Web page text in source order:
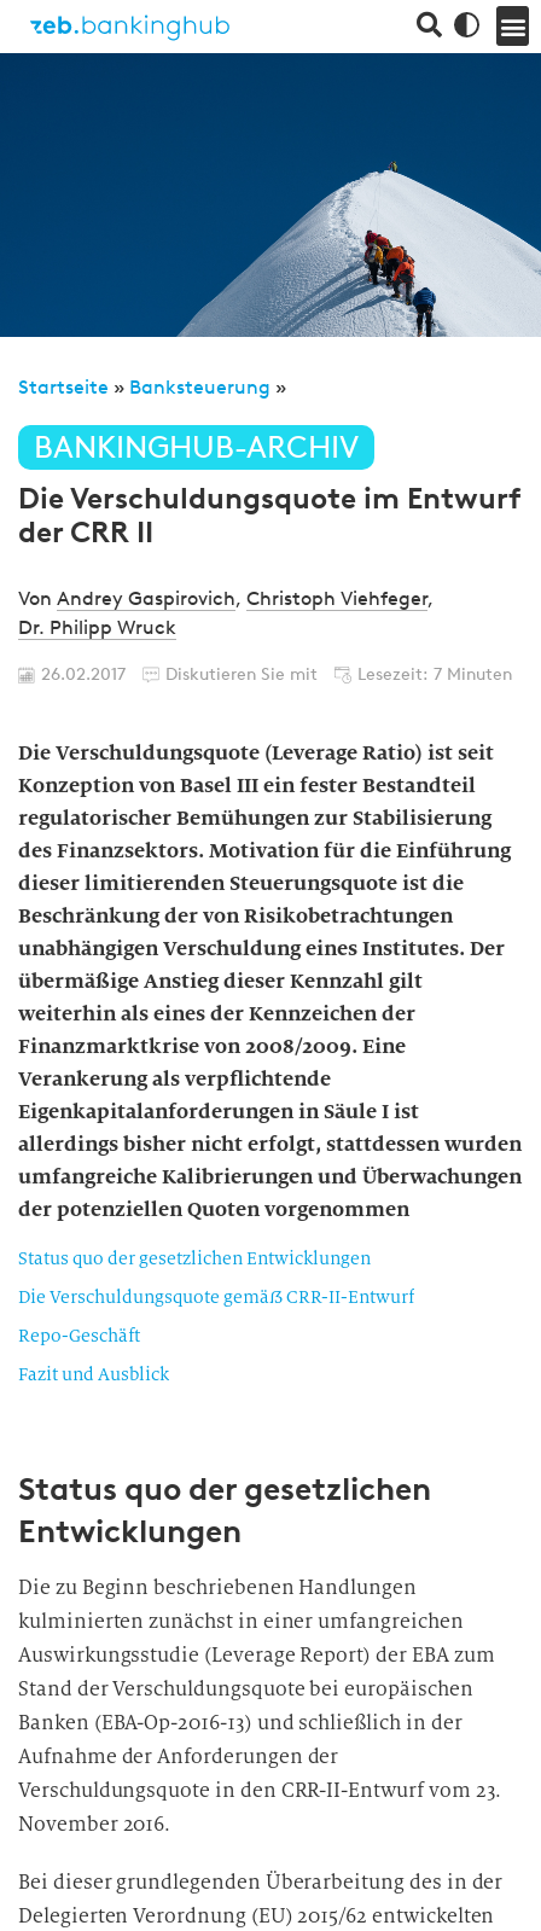
Startseite » Banksteuerung »
BANKINGHUB-ARCHIV
Die Verschuldungsquote im Entwurf
der CRR II
Von Andrey Gaspirovich, Christoph Viehfeger,
Dr. Philipp Wruck
26.02.2017 Diskutieren Sie mit Lesezeit: 7 Minuten
Die Verschuldungsquote (Leverage Ratio) ist seit
Konzeption von Basel III ein fester Bestandteil
regulatorischer Bemühungen zur Stabilisierung
des Finanzsektors. Motivation für die Einführung
dieser limitierenden Steuerungsquote ist die
Beschränkung der von Risikobetrachtungen
unabhängigen Verschuldung eines Institutes. Der
übermäßige Anstieg dieser Kennzahl gilt
weiterhin als eines der Kennzeichen der
Finanzmarktkrise von 2008/2009. Eine
Verankerung als verpflichtende
Eigenkapitalanforderungen in Säule I ist
allerdings bisher nicht erfolgt, stattdessen wurden
umfangreiche Kalibrierungen und Überwachungen
der potenziellen Quoten vorgenommen
Status quo der gesetzlichen Entwicklungen
Die Verschuldungsquote gemäß CRR-II-Entwurf
Repo-Geschäft
Fazit und Ausblick
Status quo der gesetzlichen
Entwicklungen
Die zu Beginn beschriebenen Handlungen
kulminierten zunächst in einer umfangreichen
Auswirkungsstudie (Leverage Report) der EBA zum
Stand der Verschuldungsquote bei europäischen
Banken (EBA-Op-2016-13) und schließlich in der
Aufnahme der Anforderungen der
Verschuldungsquote in den CRR-II-Entwurf vom 23.
November 2016.
Bei dieser grundlegenden Überarbeitung des in der
Delegierten Verordnung (EU) 2015/62 entwickelten